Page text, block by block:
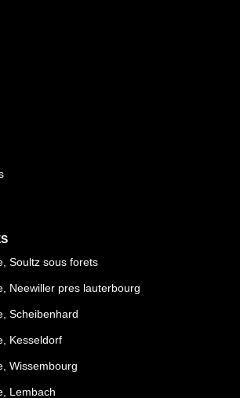
Soultz sous forets
Neewiller pres lauterbourg
Scheibenhard
Kesseldorf
Wissembourg
Lembach